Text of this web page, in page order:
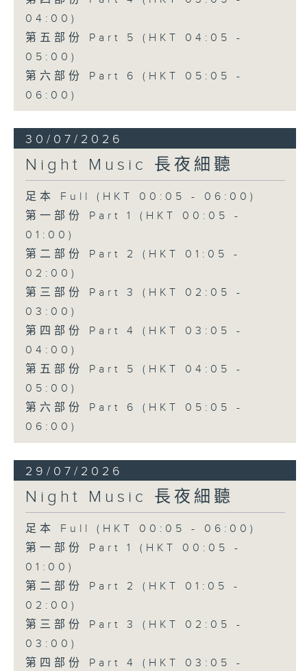
04:00)
第五部份 Part 5 (HKT 04:05 -
05:00)
第六部份 Part 6 (HKT 05:05 -
06:00)
30/07/2026
Night Music 長夜細聽
足本 Full (HKT 00:05 - 06:00)
第一部份 Part 1 (HKT 00:05 -
01:00)
第二部份 Part 2 (HKT 01:05 -
02:00)
第三部份 Part 3 (HKT 02:05 -
03:00)
第四部份 Part 4 (HKT 03:05 -
04:00)
第五部份 Part 5 (HKT 04:05 -
05:00)
第六部份 Part 6 (HKT 05:05 -
06:00)
29/07/2026
Night Music 長夜細聽
足本 Full (HKT 00:05 - 06:00)
第一部份 Part 1 (HKT 00:05 -
01:00)
第二部份 Part 2 (HKT 01:05 -
02:00)
第三部份 Part 3 (HKT 02:05 -
03:00)
第四部份 Part 4 (HKT 03:05 -